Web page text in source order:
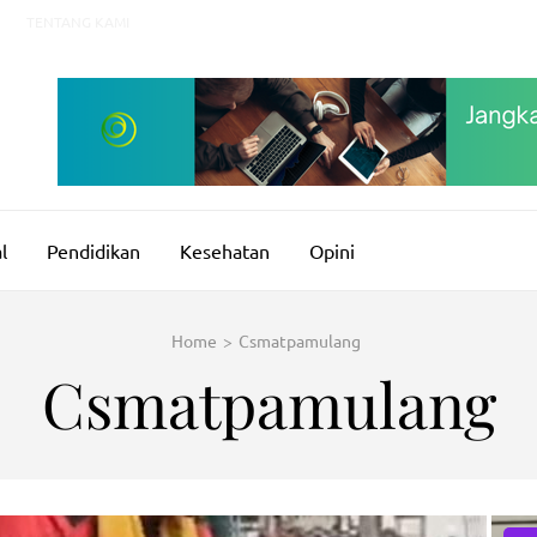
Pendidikan Kesehatan Opini
Home > Csmatpamulang
Csmatpamulang